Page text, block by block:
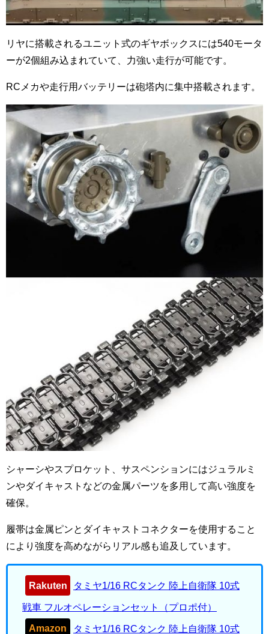
リヤに搭載されるユニット式のギヤボックスには540モータ
ーが2個組み込まれていて、力強い走行が可能です。
RCメカや走行用バッテリーは砲塔内に集中搭載されます。
シャーシやスプロケット、サスペンションにはジュラルミ
ンやダイキャストなどの金属パーツを多用して高い強度を
確保。
履帯は金属ピンとダイキャストコネクターを使用すること
により強度を高めながらリアル感も追及しています。
Rakuten タミヤ1/16 RCタンク 陸上自衛隊 10式
戦車 フルオペレーションセット（プロポ付）
Amazon タミヤ1/16 RCタンク 陸上自衛隊 10式